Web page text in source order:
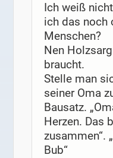
Ich weiß
ich das noch
Menschen?
Nen
braucht.
Stelle man
seiner Oma
Bausatz.
Herzen. Das
zusammen“.
Bub“